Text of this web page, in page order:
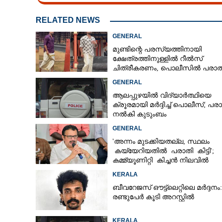
RELATED NEWS
GENERAL
മുണ്ടിന്റെ പരസ്യത്തിനായി
ക്ഷേത്രത്തിനുള്ളിൽ റീൽസ്
ചിത്രീകരണം, പൊലീസിൽ
GENERAL
ആലപ്പുഴയിൽ വിദ്യാർത്ഥിയെ
ക്രൂരമായി മർദ്ദിച്ച് പൊലീസ്;
നൽകി കുടുംബം
GENERAL
'അന്നം മുടക്കിയതല്ല, സ്ഥലം
കയ്യേറിയതിൽ പരാതി കിട്ടി';
കമ്മ്യൂണിറ്റി കിച്ചൻ നിലവിൽ
KERALA
ബീവറേജസ് ഔട്ട്‌ലെറ്റിലെ മർദ്ദനം:
രണ്ടുപേർ കൂടി അറസ്റ്റിൽ
KERALA